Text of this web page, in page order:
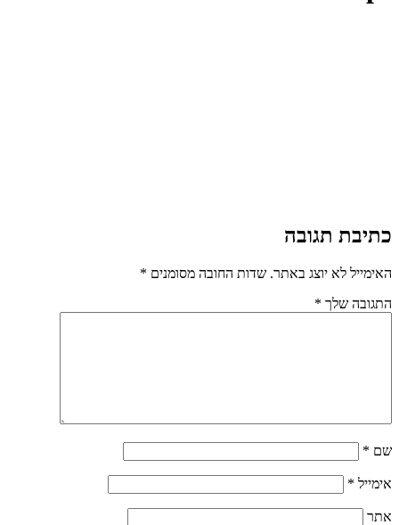
כתיבת תגובה
האימייל לא יוצג באתר. שדות החובה מסומנים *
התגובה שלך *
שם *
אימייל *
אתר